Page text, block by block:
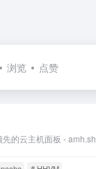
浏览 点赞
的云主机面板 - amh.sh